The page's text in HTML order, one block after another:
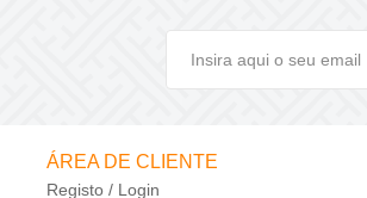
ÁREA DE CLIENTE
Registo / Login